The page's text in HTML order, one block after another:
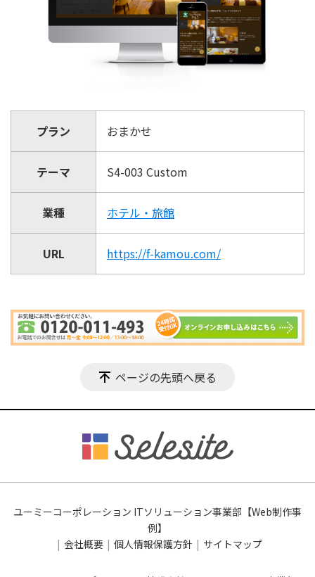
プラン おまかせ
テーマ S4-003 Custom
業種 ホテル・旅館
URL https://f-kamou.com/
ページの先頭へ戻る
ユーミーコーポレーション ITソリューション事業部【Web制作事
例】
会社概要
個人情報保護方針 サイトマップ